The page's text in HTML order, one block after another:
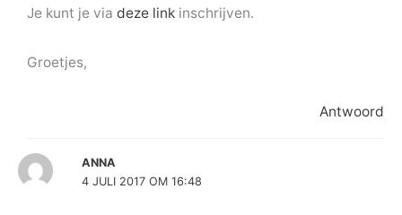
Je kunt je via deze link inschrijven.
Groetjes,
Antwoord
ANNA
4 JULI 2017 OM 16:48